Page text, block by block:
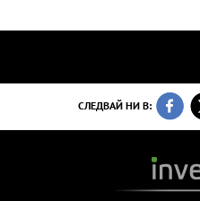
СЛЕДВАЙ НИ В: